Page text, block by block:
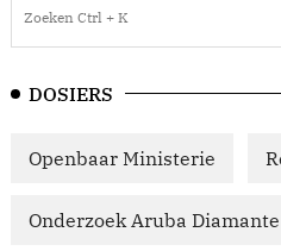
DOSIERS
Openbaar Ministerie
Onderzoek Aruba Diamante